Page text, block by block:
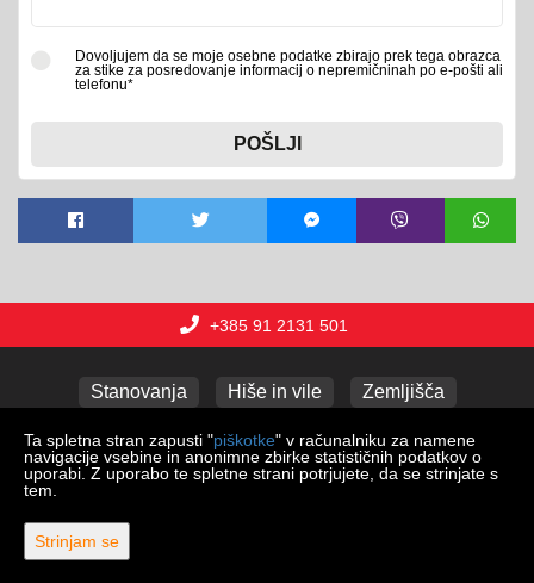
Dovoljujem da se moje osebne podatke zbirajo prek tega obrazca
za stike za posredovanje informacij o nepremičninah po e-pošti ali
telefonu*
POŠLJI
+385 91 2131 501
Stanovanja Hiše in vile Zemljišča
Poslovni prostori Apartmaji Garaže
Web Design & Powered by
Ta spletna stran zapusti "piškotke" v računalniku za namene
navigacije vsebine in anonimne zbirke statističnih podatkov o
uporabi. Z uporabo te spletne strani potrjujete, da se strinjate s
tem.
Strinjam se